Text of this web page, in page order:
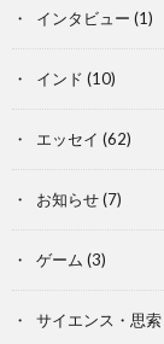
インタビュー (1)
インド (10)
エッセイ (62)
お知らせ(7)
ゲーム (3)
サイエンス・思索